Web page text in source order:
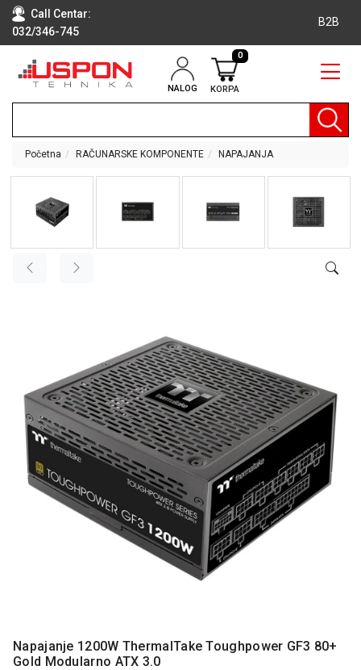
Call Centar:
032/346-745
B2B
NALOG KORPA
0
RAČUNARI
TEHNIKA
OPREMA
AUDIO,
VIDEO
DODATNA
OPREMA
MOBILNI I
FIKSNI
TELEFONI
RAČUNARSKE
KOMPONENTE
Početna RAČUNARSKE KOMPONENTE NAPAJANJA
Napajanje 1200W ThermalTake Toughpower GF3 80+
Gold Modularno ATX 3.0